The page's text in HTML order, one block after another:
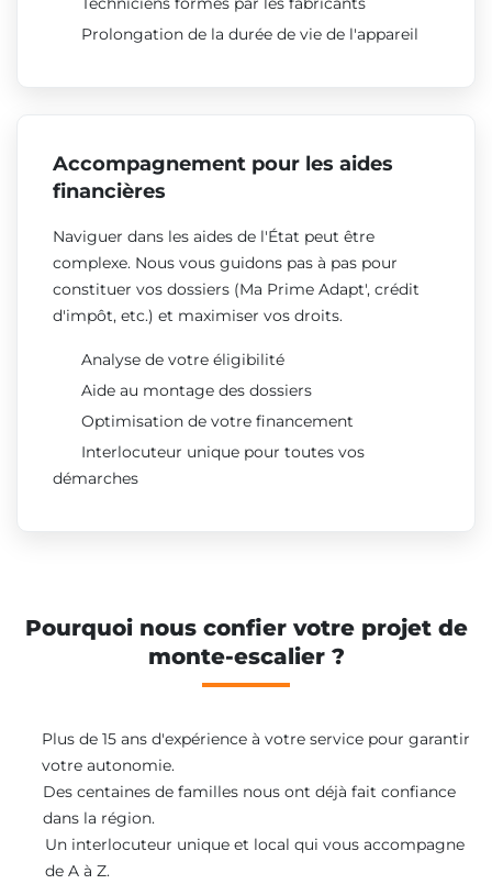
Prolongation de la durée de vie de l'appareil
Accompagnement pour les aides
financières
Naviguer dans les aides de l'État peut être
complexe. Nous vous guidons pas à pas pour
constituer vos dossiers (Ma Prime Adapt', crédit
d'impôt, etc.) et maximiser vos droits.
Analyse de votre éligibilité
Aide au montage des dossiers
Optimisation de votre financement
Interlocuteur unique pour toutes vos
démarches
Pourquoi nous confier votre projet de
monte-escalier ?
Plus de 15 ans d'expérience à votre service pour garantir
votre autonomie.
Des centaines de familles nous ont déjà fait confiance
dans la région.
Un interlocuteur unique et local qui vous accompagne
de A à Z.